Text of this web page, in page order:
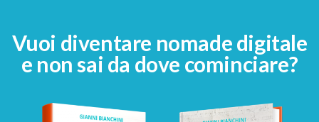
Vuoi diventare nomade digitale
e non sai da dove cominciare?